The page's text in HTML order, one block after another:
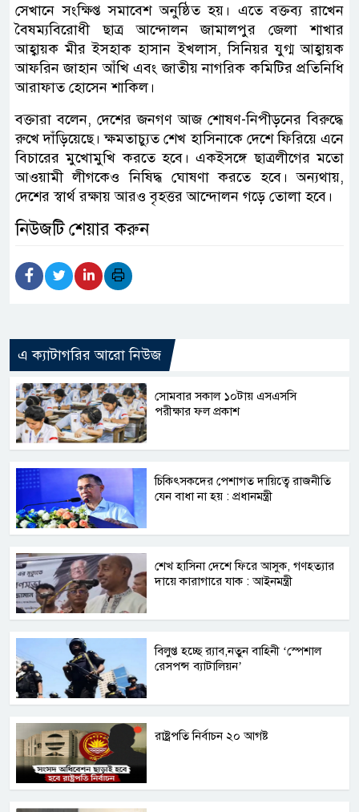
সেখানে সংক্ষিপ্ত সমাবেশ অনুষ্ঠিত হয়। এতে বক্তব্য রাখেন
বৈষম্যবিরোধী ছাত্র আন্দোলন জামালপুর জেলা শাখার
আহ্বায়ক মীর ইসহাক হাসান ইখলাস, সিনিয়র যুগ্ম আহ্বায়ক
আফরিন জাহান আঁখি এবং জাতীয় নাগরিক কমিটির প্রতিনিধি
আরাফাত হোসেন শাকিল।
বক্তারা বলেন, দেশের জনগণ আজ শোষণ-নিপীড়নের বিরুদ্ধে
রুখে দাঁড়িয়েছে। ক্ষমতাচ্যুত শেখ হাসিনাকে দেশে ফিরিয়ে এনে
বিচারের মুখোমুখি করতে হবে। একইসঙ্গে ছাত্রলীগের মতো
আওয়ামী লীগকেও নিষিদ্ধ ঘোষণা করতে হবে। অন্যথায়,
দেশের স্বার্থ রক্ষায় আরও বৃহত্তর আন্দোলন গড়ে তোলা হবে।
নিউজটি শেয়ার করুন
এ ক্যাটাগরির আরো নিউজ
সোমবার সকাল ১০টায় এসএসসি
পরীক্ষার ফল প্রকাশ
চিকিৎসকদের পেশাগত দায়িত্বে রাজনীতি
যেন বাধা না হয় : প্রধানমন্ত্রী
শেখ হাসিনা দেশে ফিরে আসুক, গণহত্যার
দায়ে কারাগারে যাক : আইনমন্ত্রী
বিলুপ্ত হচ্ছে র‍্যাব,নতুন বাহিনী ‘স্পেশাল
রেসপন্স ব্যাটালিয়ন’
রাষ্ট্রপতি নির্বাচন ২০ আগষ্ট